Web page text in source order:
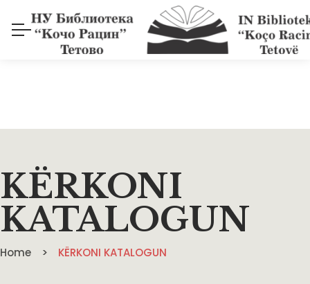
KËRKONI
KATALOGUN
Home KËRKONI KATALOGUN